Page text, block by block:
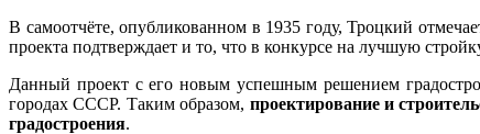
В самоотчёте, опубликованном в 1935 году, Троцкий
проекта подтверждает и то, что в конкурсе на лучшую
Данный проект с его новым успешным решением
городах СССР. Таким образом, проектирование и
градостроения.